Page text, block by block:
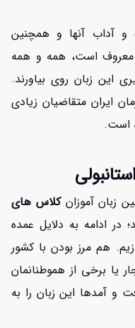
و آداب آنها و همچنین
معروف است، همه و همه
این زبان روی بیاورند.
ایران متقاضیان زیادی
است.
زبان آموزانکلاس های
در ادامه به دلایل عمده
هم مرز بودن با کشور
یا برخی از هموطنانمان
و آمدها این زبان را به